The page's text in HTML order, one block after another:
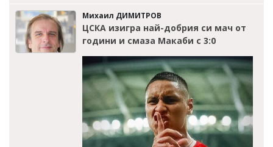
Михаил ДИМИТРОВ
ЦСКА изигра най-добрия си мач от
години и смаза Макаби с 3:0